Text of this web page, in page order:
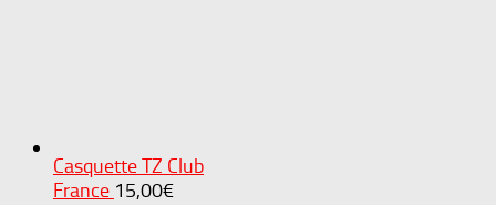
Casquette TZ Club
France 15,00€